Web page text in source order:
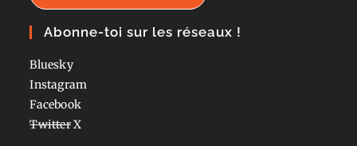
Abonne-toi sur les réseaux !
Bluesky
Instagram
Facebook
TwitterX